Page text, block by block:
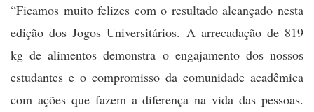
“Ficamos muito felizes com o resultado alcançado nesta
edição dos Jogos Universitários. A arrecadação de 819
kg de alimentos demonstra o engajamento dos nossos
estudantes e o compromisso da comunidade acadêmica
com ações que fazem a diferença na vida das pessoas.